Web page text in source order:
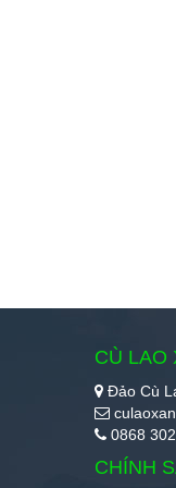
CÙ LAO
Đảo Cù
0868
CHÍNH